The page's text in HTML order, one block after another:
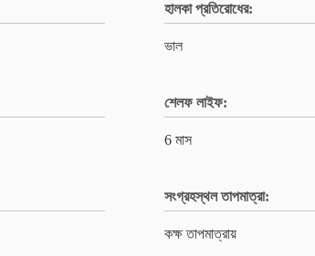
হালকা প্রতিরোধের:
ভাল
শেলফ লাইফ:
6 মাস
সংগ্রহস্থল তাপমাত্রা:
কক্ষ তাপমাত্রায়